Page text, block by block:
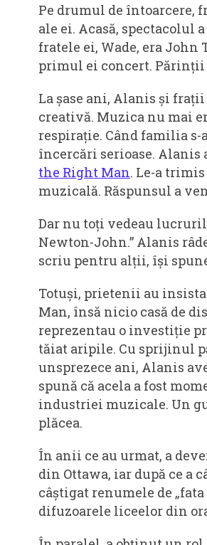
Pe drumul de întoarcere,
ale ei. Acasă, spectacolul
fratele ei, Wade, era John
primul ei concert. Părinții
La șase ani, Alanis și
creativă. Muzica nu mai
respirație. Când familia s-
încercări serioase. Alanis
the Right Man. Le-a
muzicală. Răspunsul a
Dar nu toți vedeau
Newton-John.” Alanis
scriu pentru alții, își
Totuși, prietenii au
Man, însă nicio casă de
reprezentau o investiție
tăiat aripile. Cu sprijinul
unsprezece ani, Alanis
spună că acela a fost
industriei muzicale. Un
plăcea.
În anii ce au urmat, a
din Ottawa, iar după ce a
câștigat renumele de
difuzoarele liceelor din